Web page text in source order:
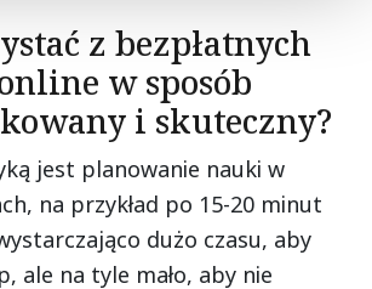
z bezpłatnych
w sposób
i skuteczny?
jest planowanie nauki w
na przykład po 15-20 minut
dużo czasu, aby
ale na tyle mało, aby nie